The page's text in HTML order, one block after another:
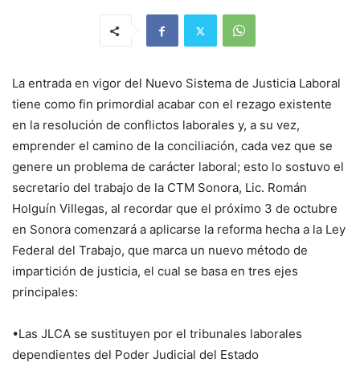
La entrada en vigor del Nuevo Sistema de Justicia Laboral
tiene como fin primordial acabar con el rezago existente
en la resolución de conflictos laborales y, a su vez,
emprender el camino de la conciliación, cada vez que se
genere un problema de carácter laboral; esto lo sostuvo el
secretario del trabajo de la CTM Sonora, Lic. Román
Holguín Villegas, al recordar que el próximo 3 de octubre
en Sonora comenzará a aplicarse la reforma hecha a la Ley
Federal del Trabajo, que marca un nuevo método de
impartición de justicia, el cual se basa en tres ejes
principales:
•Las JLCA se sustituyen por el tribunales laborales
dependientes del Poder Judicial del Estado